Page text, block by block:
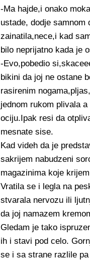
-Ma hajde,i onako
ustade, dodje
zainatila,nece,i kad
bilo neprijatno kada je
-Evo,pobedio
bikini da joj ne ostane
rasirenim
jednom rukom plivala
ociju.Ipak resi da
mesnate sise.
Kad videh da je
sakrijem nabudzeni
magazinima koje
Vratila se i legla na
stvarala nervozu ili
da joj namazem
Gledam je tako
ih i stavi pod celo.
se i sa strane razlile